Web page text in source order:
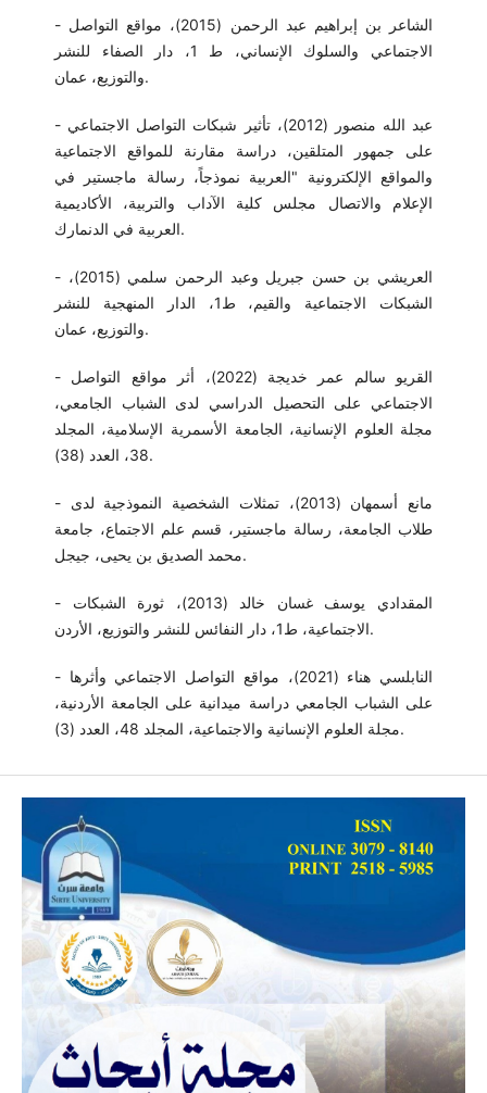
- الشاعر بن إبراهيم عبد الرحمن (2015)، مواقع التواصل
الاجتماعي والسلوك الإنساني، ط 1، دار الصفاء للنشر
والتوزيع، عمان.
- عبد الله منصور (2012)، تأثير شبكات التواصل الاجتماعي
على جمهور المتلقين، دراسة مقارنة للمواقع الاجتماعية
والمواقع الإلكترونية "العربية نموذجاً، رسالة ماجستير في
الإعلام والاتصال مجلس كلية الآداب والتربية، الأكاديمية
العربية في الدنمارك.
- العريشي بن حسن جبريل وعبد الرحمن سلمي (2015)،
الشبكات الاجتماعية والقيم، ط1، الدار المنهجية للنشر
والتوزيع، عمان.
- القريو سالم عمر خديجة (2022)، أثر مواقع التواصل
الاجتماعي على التحصيل الدراسي لدى الشباب الجامعي،
مجلة العلوم الإنسانية، الجامعة الأسمرية الإسلامية، المجلد
38، العدد (38).
- مانع أسمهان (2013)، تمثلات الشخصية النموذجية لدى
طلاب الجامعة، رسالة ماجستير، قسم علم الاجتماع، جامعة
محمد الصديق بن يحيى، جيجل.
- المقدادي يوسف غسان خالد (2013)، ثورة الشبكات
الاجتماعية، ط1، دار النفائس للنشر والتوزيع، الأردن.
- النابلسي هناء (2021)، مواقع التواصل الاجتماعي وأثرها
على الشباب الجامعي دراسة ميدانية على الجامعة الأردنية،
مجلة العلوم الإنسانية والاجتماعية، المجلد 48، العدد (3).